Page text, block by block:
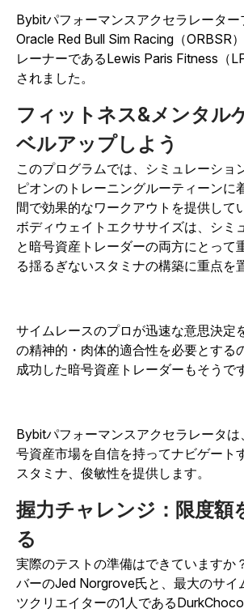
Bybitパフォーマンスアクセラレーター
Oracle Red Bull Sim Racing（ORBSR
レーナーであるLewis Paris Fitness（
されました。
フィットネス&メンタル
ベルアップしよう
このプログラムでは、シミュレーショ
ピオンのトレーニングルーティーンに
間で効果的なワークアウトを提供して
ボディウェイトエクササイズは、シミ
と暗号資産トレーダーの両方にとって
る揺るぎないスタミナの構築に重点を
サイムレースのプロが迅速な意思決定
の精神的・肉体的適合性を必要とする
成功した暗号資産トレーダーもそうです
Bybitパフォーマンスアクセラレータ
号資産市場を自信を持ってナビゲート
スタミナ、俊敏性を提供します。
握力チャレンジ：限度額
る
実際のテストの準備はできていますか
バーのJed Norgrove氏と、最大のサイ
ツクリエイターの1人である